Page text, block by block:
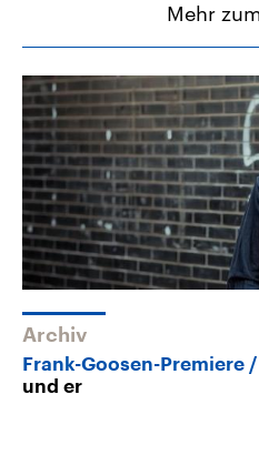
Mehr
Archiv
Frank-Goosen-Premiere
und er